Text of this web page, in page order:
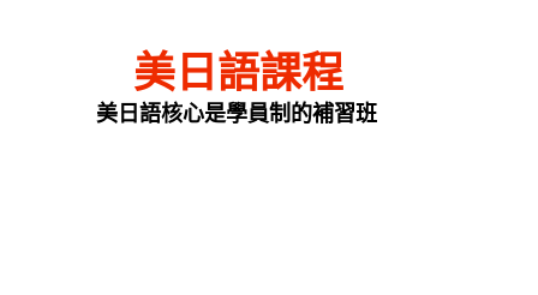
美日語課程
美日語核心是學員制的補習班